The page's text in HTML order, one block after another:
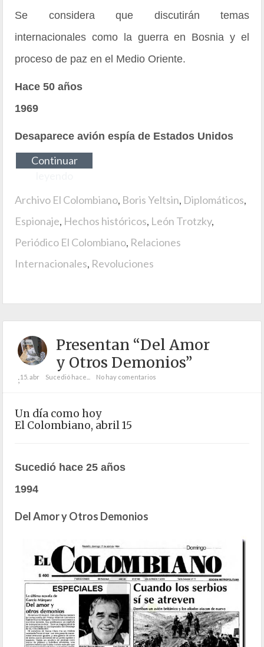
Se considera que discutirán temas
internacionales como la guerra en Bosnia y el
proceso de paz en el Medio Oriente.
Hace 50 años
1969
Desaparece avión espía de Estados Unidos
Continuar
Archivo El Colombiano, Boris Yeltsin, Diplomáticos,
Espionaje, Hechos históricos, León Trotzky,
Periódico El Colombiano, Relaciones
Internacionales, Revoluciones
Presentan “Del Amor
y Otros Demonios”
;15. abr Sucedió hace... No hay comentarios
Un día como hoy
El Colombiano, abril 15
Sucedió hace 25 años
1994
Del Amor y Otros Demonios